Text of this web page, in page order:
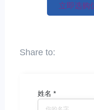
立即选购
姓名 *